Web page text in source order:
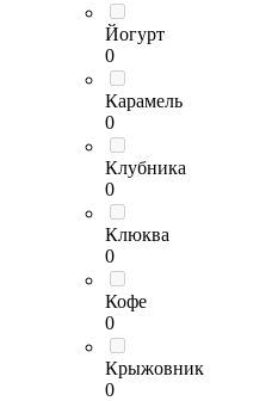
Йогурт
0
Карамель
0
Клубника
0
Клюква
0
Кофе
0
Крыжовник
0